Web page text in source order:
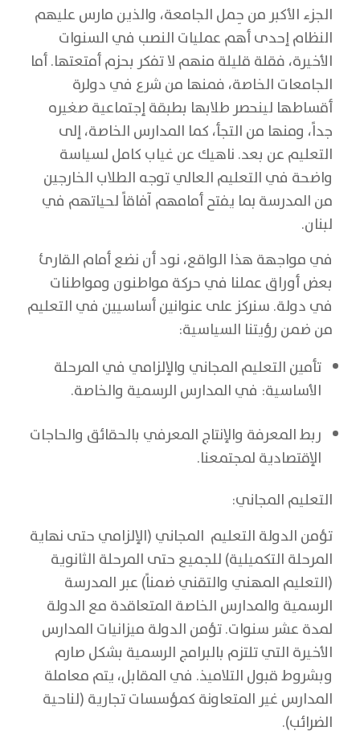
الجزء الأكبر من حِمل الجامعة، والذين مارس عليهم
النظام إحدى أهم عمليات النصب في السنوات
الأخيرة، فقلة قليلة منهم لا تفكر بحزم أمتعتها. أما
الجامعات الخاصة، فمنها من شرع في دولرة
أقساطها لينحصر طلابها بطبقة إجتماعية صغيره
جداً، ومنها من التجأ، كما المدارس الخاصة، إلى
التعليم عن بعد. ناهيك عن غياب كامل لسياسة
واضحة في التعليم العالي توجه الطلاب الخارجين
من المدرسة بما يفتح أمامهم آفاقاً لحياتهم في
لبنان.
في مواجهة هذا الواقع، نود أن نضع أمام القارئ
بعض أوراق عملنا في حركة مواطنون ومواطنات
في دولة. سنركز على عنوانين أساسيين في التعليم
من ضمن رؤيتنا السياسية:
تأمين التعليم المجاني والإلزامي في المرحلة
الأساسية: في المدارس الرسمية والخاصة.
ربط المعرفة والإنتاج المعرفي بالحقائق والحاجات
الإقتصادية لمجتمعنا.
التعليم المجاني:
تؤمن الدولة التعليم المجاني (الإلزامي حتى نهاية
المرحلة التكميلية) للجميع حتى المرحلة الثانوية
(التعليم المهني والتقني ضمناً) عبر المدرسة
الرسمية والمدارس الخاصة المتعاقدة مع الدولة
لمدة عشر سنوات. تؤمن الدولة ميزانيات المدارس
الأخيرة التي تلتزم بالبرامج الرسمية بشكل صارم
وبشروط قبول التلاميذ. في المقابل، يتم معاملة
المدارس غير المتعاونة كمؤسسات تجارية (لناحية
الضرائب).